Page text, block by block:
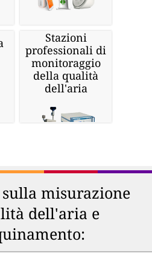
Stazioni
professionali di
monitoraggio
della qualità
dell'aria
misurazione
dell'aria e